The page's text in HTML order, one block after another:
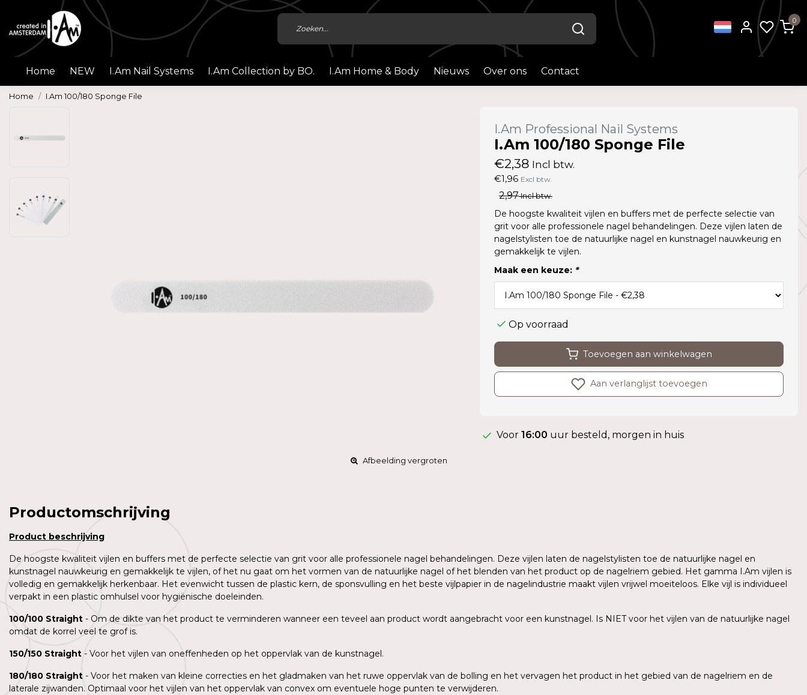
0
Home NEW I.Am Nail Systems I.Am Collection by BO. I.Am Home & Body Nieuws Over ons Contact
Home I.Am 100/180 Sponge File
Afbeelding vergroten
I.Am Professional Nail Systems
I.Am 100/180 Sponge File
€2,38 Incl btw.
€1,96 Excl btw.
2,97Incl btw.
De hoogste kwaliteit vijlen en buffers met de perfecte selectie van
grit voor alle professionele nagel behandelingen. Deze vijlen laten de
nagelstylisten toe de natuurlijke nagel en kunstnagel nauwkeurig en
gemakkelijk te vijlen.
Maak een keuze: *
Op voorraad
Toevoegen aan winkelwagen
Aan verlanglijst toevoegen
Voor 16:00 uur besteld, morgen in huis
Productomschrijving
Product beschrijving
De hoogste kwaliteit vijlen en buffers met de perfecte selectie van grit voor alle professionele nagel behandelingen. Deze vijlen laten de nagelstylisten toe de natuurlijke nagel en
kunstnagel nauwkeurig en gemakkelijk te vijlen, of het nu gaat om het vormen van de natuurlijke nagel of het blenden van het product op de nagelriem gebied. Het gamma I.Am vijlen is
volledig en gemakkelijk herkenbaar. Het evenwicht tussen de plastic kern, de sponsvulling en het beste vijlpapier in de nagelindustrie maakt vijlen vrijwel moeiteloos. Elke vijl is individueel
verpakt in een plastic omhulsel voor hygiënische doeleinden.
100/100 Straight - Om de dikte van het product te verminderen wanneer een teveel aan product wordt aangebracht voor een kunstnagel. Is NIET voor het vijlen van de natuurlijke nagel
omdat de korrel veel te grof is.
150/150 Straight - Voor het vijlen van oneffenheden op het oppervlak van de kunstnagel.
180/180 Straight - Voor het maken van kleine correcties en het gladmaken van het ruwe oppervlak van de bolling en het vervagen het product in het gebied van de nagelriem en de
laterale zijwanden. Optimaal voor het vijlen van het oppervlak van convex om eventuele hoge punten te verwijderen.